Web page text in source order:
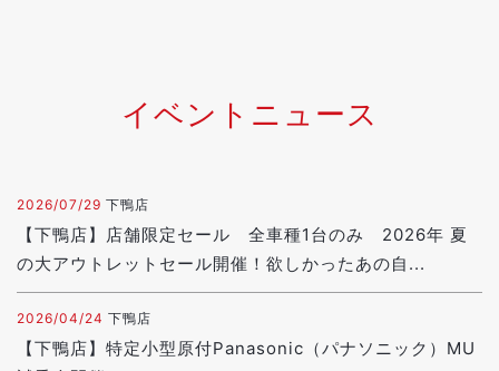
イベントニュース
2026/07/29 下鴨店
【下鴨店】店舗限定セール 全車種1台のみ 2026年 夏
の大アウトレットセール開催！欲しかったあの自...
2026/04/24 下鴨店
【下鴨店】特定小型原付Panasonic（パナソニック）MU